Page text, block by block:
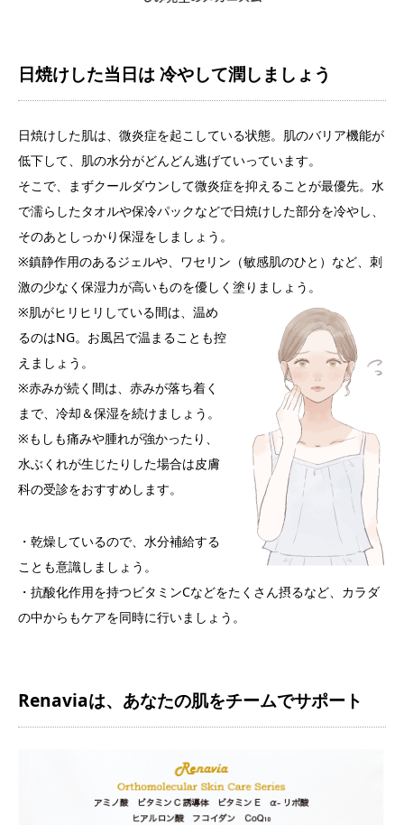
日焼けした当日は 冷やして潤しましょう
日焼けした肌は、微炎症を起こしている状態。肌のバリア機能が
低下して、肌の水分がどんどん逃げていっています。
そこで、まずクールダウンして微炎症を抑えることが最優先。水
で濡らしたタオルや保冷パックなどで日焼けした部分を冷やし、
そのあとしっかり保湿をしましょう。
※鎮静作用のあるジェルや、ワセリン（敏感肌のひと）など、刺
激の少なく保湿力が高いものを優しく塗りましょう。
※肌がヒリヒリしている間は、温め
るのはNG。お風呂で温まることも控
えましょう。
※赤みが続く間は、赤みが落ち着く
まで、冷却＆保湿を続けましょう。
※もしも痛みや腫れが強かったり、
水ぶくれが生じたりした場合は皮膚
科の受診をおすすめします。
・乾燥しているので、水分補給する
ことも意識しましょう。
・抗酸化作用を持つビタミンCなどをたくさん摂るなど、カラダ
の中からもケアを同時に行いましょう。
Renaviaは、あなたの肌をチームでサポート